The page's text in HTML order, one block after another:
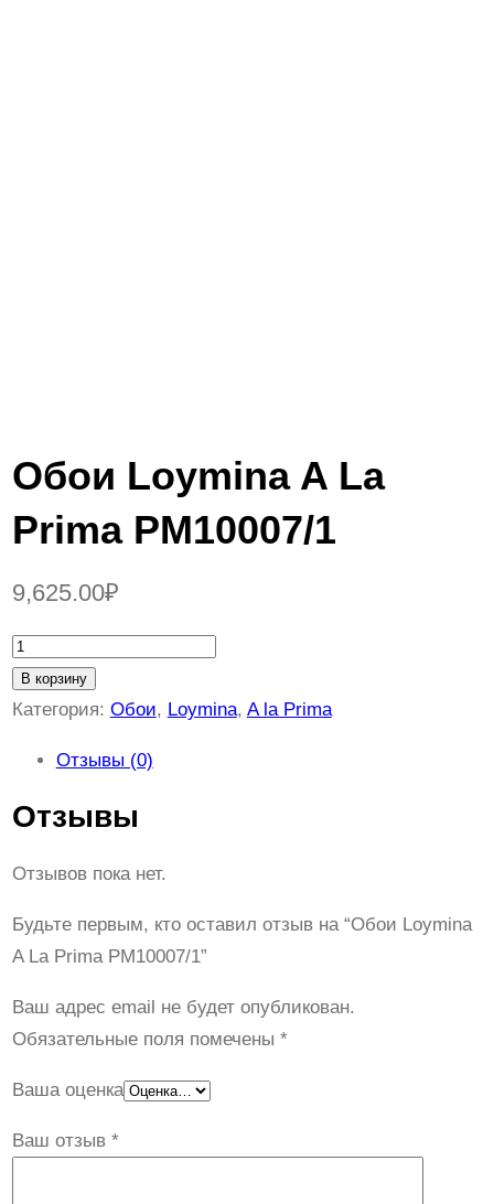
Обои Loymina A La
Prima PM10007/1
9,625.00₽
К
о
л
е
т
о
т
о
в
р
О
В корзину
Категория: Обои, Loymina, A la Prima
Отзывы (0)
Отзывы
Отзывов пока нет.
Будьте первым, кто оставил отзыв на “Обои Loymina
A La Prima PM10007/1”
Ваш адрес email не будет опубликован.
Обязательные поля помечены *
Ваша оценка
Ваш отзыв *